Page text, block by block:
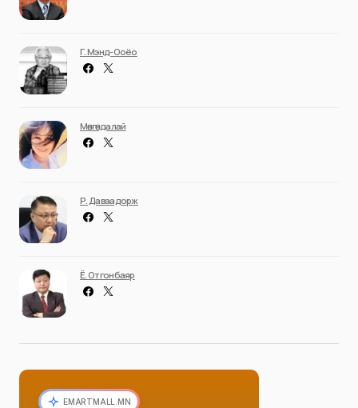
Г. Мэнд-Ооёо
Мөнгөндалай
Р. Даваадорж
Ё. Отгонбаяр
EMARTMALL.MN